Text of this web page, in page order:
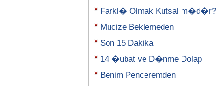
Farkl� Olmak Kutsal m�d�r?
Mucize Beklemeden
Son 15 Dakika
14 �ubat ve D�nme Dolap
Benim Penceremden